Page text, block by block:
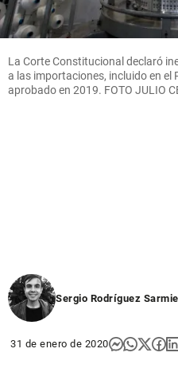
La Corte Constitucional declaró
a las importaciones, incluido en el
aprobado en 2019. FOTO JULIO
Sergio Rodríguez
31 de enero de 2020